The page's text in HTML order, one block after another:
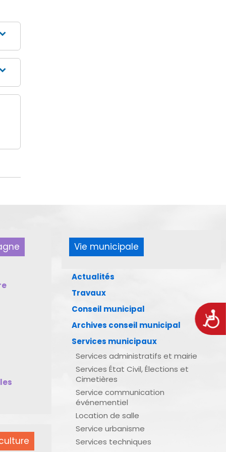
Vie municipale
Actualités
Travaux
Conseil municipal
Archives conseil municipal
Services municipaux
Services administratifs et mairie
Services État Civil, Élections et
Cimetières
Service communication
événementiel
Location de salle
Service urbanisme
Services techniques